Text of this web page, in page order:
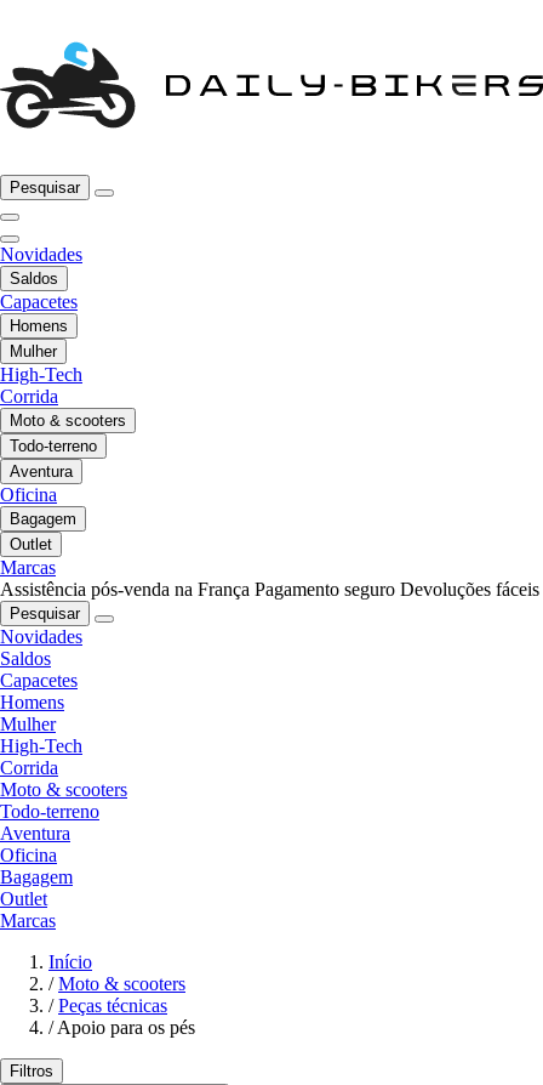
Pesquisar
Novidades
Saldos
Capacetes
Homens
Mulher
High-Tech
Corrida
Moto & scooters
Todo-terreno
Aventura
Oficina
Bagagem
Outlet
Marcas
Assistência pós-venda na França Pagamento seguro Devoluções fáceis
Pesquisar
Novidades
Saldos
Capacetes
Homens
Mulher
High-Tech
Corrida
Moto & scooters
Todo-terreno
Aventura
Oficina
Bagagem
Outlet
Marcas
Início
/ Moto & scooters
/ Peças técnicas
/ Apoio para os pés
Filtros